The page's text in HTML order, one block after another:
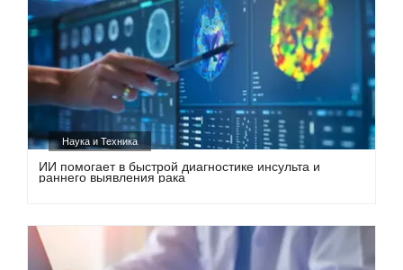
Наука и Техника
ИИ помогает в быстрой диагностике инсульта и
раннего выявления рака